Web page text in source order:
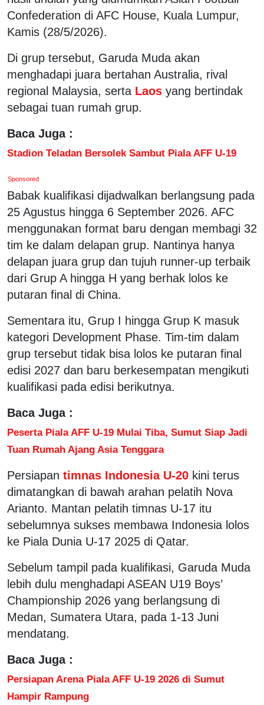
Confederation di AFC House, Kuala Lumpur,
Kamis (28/5/2026).
Di grup tersebut, Garuda Muda akan
menghadapi juara bertahan Australia, rival
regional Malaysia, serta Laos yang bertindak
sebagai tuan rumah grup.
Baca Juga :
Stadion Teladan Bersolek Sambut Piala AFF U-19
Sponsored
Babak kualifikasi dijadwalkan berlangsung pada
25 Agustus hingga 6 September 2026. AFC
menggunakan format baru dengan membagi 32
tim ke dalam delapan grup. Nantinya hanya
delapan juara grup dan tujuh runner-up terbaik
dari Grup A hingga H yang berhak lolos ke
putaran final di China.
Sementara itu, Grup I hingga Grup K masuk
kategori Development Phase. Tim-tim dalam
grup tersebut tidak bisa lolos ke putaran final
edisi 2027 dan baru berkesempatan mengikuti
kualifikasi pada edisi berikutnya.
Baca Juga :
Peserta Piala AFF U-19 Mulai Tiba, Sumut Siap Jadi
Tuan Rumah Ajang Asia Tenggara
Persiapan timnas Indonesia U-20 kini terus
dimatangkan di bawah arahan pelatih Nova
Arianto. Mantan pelatih timnas U-17 itu
sebelumnya sukses membawa Indonesia lolos
ke Piala Dunia U-17 2025 di Qatar.
Sebelum tampil pada kualifikasi, Garuda Muda
lebih dulu menghadapi ASEAN U19 Boys’
Championship 2026 yang berlangsung di
Medan, Sumatera Utara, pada 1-13 Juni
mendatang.
Baca Juga :
Persiapan Arena Piala AFF U-19 2026 di Sumut
Hampir Rampung